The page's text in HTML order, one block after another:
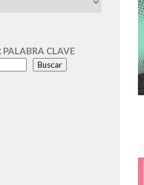
PALABRA CLAVE
Buscar